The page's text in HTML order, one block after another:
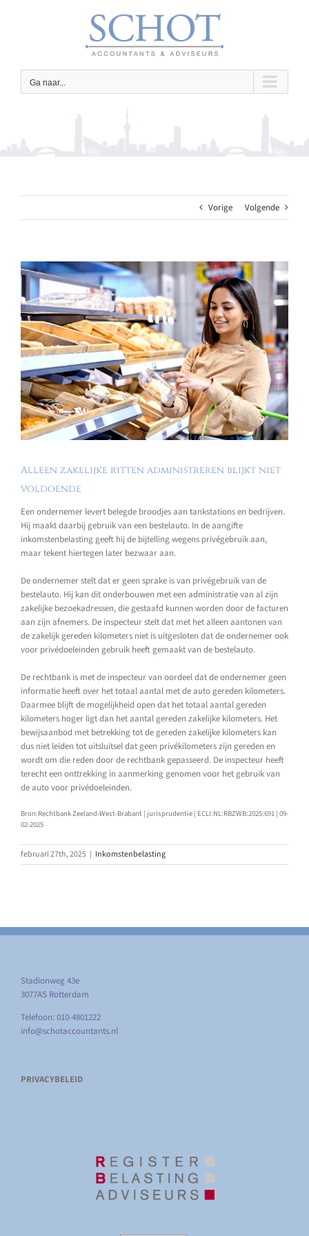
Ga naar...
Vorige Volgende
Bekijk
grotere
afbeelding
Alleen zakelijke ritten administreren blijkt niet
voldoende
Een ondernemer levert belegde broodjes aan tankstations en bedrijven.
Hij maakt daarbij gebruik van een bestelauto. In de aangifte
inkomstenbelasting geeft hij de bijtelling wegens privégebruik aan,
maar tekent hiertegen later bezwaar aan.
De ondernemer stelt dat er geen sprake is van privégebruik van de
bestelauto. Hij kan dit onderbouwen met een administratie van al zijn
zakelijke bezoekadressen, die gestaafd kunnen worden door de facturen
aan zijn afnemers. De inspecteur stelt dat met het alleen aantonen van
de zakelijk gereden kilometers niet is uitgesloten dat de ondernemer ook
voor privédoeleinden gebruik heeft gemaakt van de bestelauto.
De rechtbank is met de inspecteur van oordeel dat de ondernemer geen
informatie heeft over het totaal aantal met de auto gereden kilometers.
Daarmee blijft de mogelijkheid open dat het totaal aantal gereden
kilometers hoger ligt dan het aantal gereden zakelijke kilometers. Het
bewijsaanbod met betrekking tot de gereden zakelijke kilometers kan
dus niet leiden tot uitsluitsel dat geen privékilometers zijn gereden en
wordt om die reden door de rechtbank gepasseerd. De inspecteur heeft
terecht een onttrekking in aanmerking genomen voor het gebruik van
de auto voor privédoeleinden.
Bron:Rechtbank Zeeland-West-Brabant | jurisprudentie | ECLI:NL:RBZWB:2025:691 | 09-
02-2025
februari 27th, 2025 | Inkomstenbelasting
Stadionweg 43e
3077AS Rotterdam
Telefoon: 010-4801222
info@schotaccountants.nl
PRIVACYBELEID